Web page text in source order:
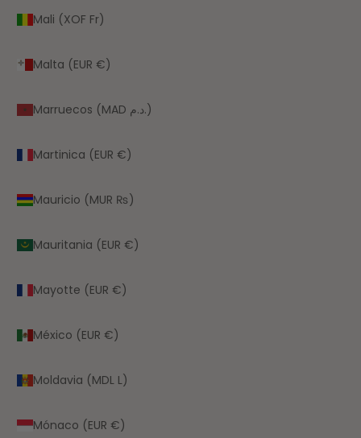
Mali (XOF Fr)
Malta (EUR €)
Marruecos (MAD د.م.)
Martinica (EUR €)
Mauricio (MUR ₨)
Mauritania (EUR €)
Mayotte (EUR €)
México (EUR €)
Moldavia (MDL L)
Mónaco (EUR €)